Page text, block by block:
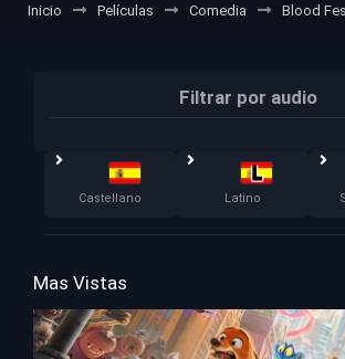
Inicio Películas Comedia Blood
Filtrar por audio
Castellano Latino
Mas Vistas